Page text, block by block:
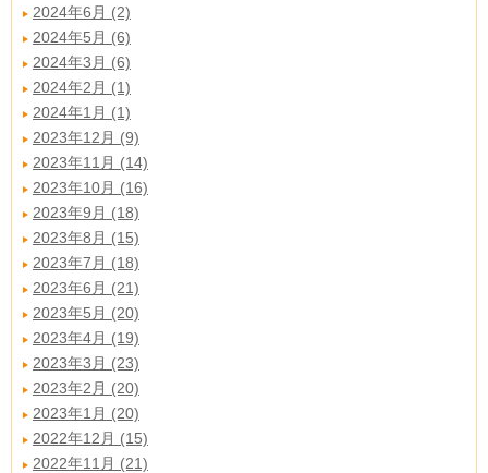
2024年6月 (2)
2024年5月 (6)
2024年3月 (6)
2024年2月 (1)
2024年1月 (1)
2023年12月 (9)
2023年11月 (14)
2023年10月 (16)
2023年9月 (18)
2023年8月 (15)
2023年7月 (18)
2023年6月 (21)
2023年5月 (20)
2023年4月 (19)
2023年3月 (23)
2023年2月 (20)
2023年1月 (20)
2022年12月 (15)
2022年11月 (21)